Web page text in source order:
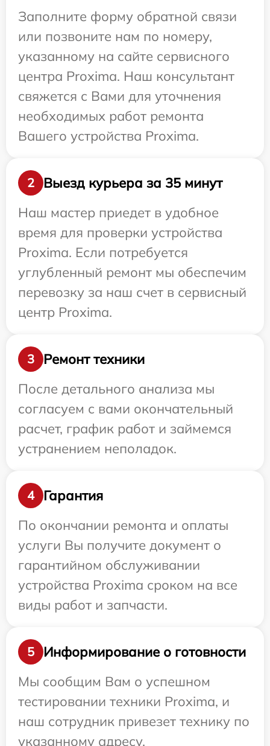
Заполните форму обратной связи
или позвоните нам по номеру,
указанному на сайте сервисного
центра Proxima. Наш консультант
свяжется с Вами для уточнения
необходимых работ ремонта
Вашего устройства Proxima.
2
Выезд курьера за 35 минут
Наш мастер приедет в удобное
время для проверки устройства
Proxima. Если потребуется
углубленный ремонт мы обеспечим
перевозку за наш счет в сервисный
центр Proxima.
3
Ремонт техники
После детального анализа мы
согласуем с вами окончательный
расчет, график работ и займемся
устранением неполадок.
4
Гарантия
По окончании ремонта и оплаты
услуги Вы получите документ о
гарантийном обслуживании
устройства Proxima сроком на все
виды работ и запчасти.
5
Информирование о готовности
Мы сообщим Вам о успешном
тестировании техники Proxima, и
наш сотрудник привезет технику по
указанному адресу.